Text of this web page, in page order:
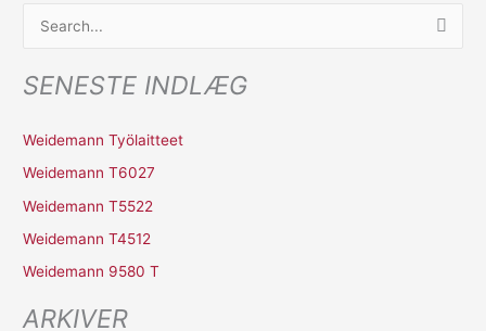
g
f
t
e
r
:
SENESTE INDLÆG
Weidemann Työlaitteet
Weidemann T6027
Weidemann T5522
Weidemann T4512
Weidemann 9580 T
ARKIVER